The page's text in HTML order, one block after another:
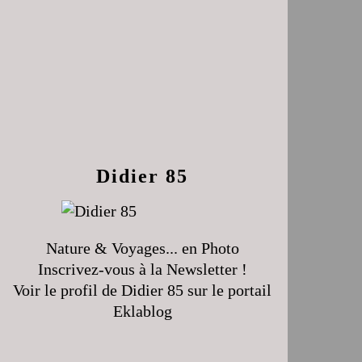
Didier 85
Nature & Voyages... en Photo
Inscrivez-vous à la Newsletter !
Voir le profil de Didier 85 sur le portail
Eklablog